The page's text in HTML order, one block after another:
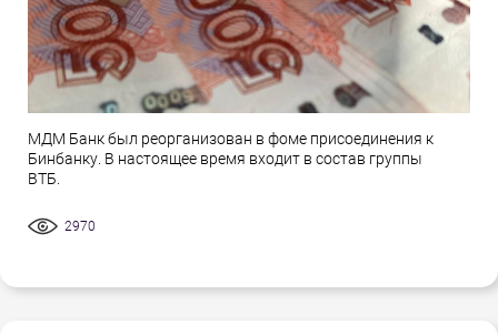
МДМ Банк был реорганизован в фоме присоединения к
Бинбанку. В настоящее время входит в состав группы
ВТБ.
2970